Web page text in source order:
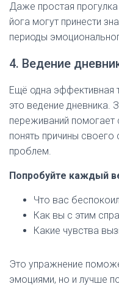
Даже простая
йога могут принести
периоды
4. Ведение
Ещё одна эффективная
это ведение дневника.
переживаний помогает
понять причины своего
проблем.
Попробуйте каждый
Что вас
Как вы с этим
Какие чувства
Это упражнение
эмоциями, но и лучше